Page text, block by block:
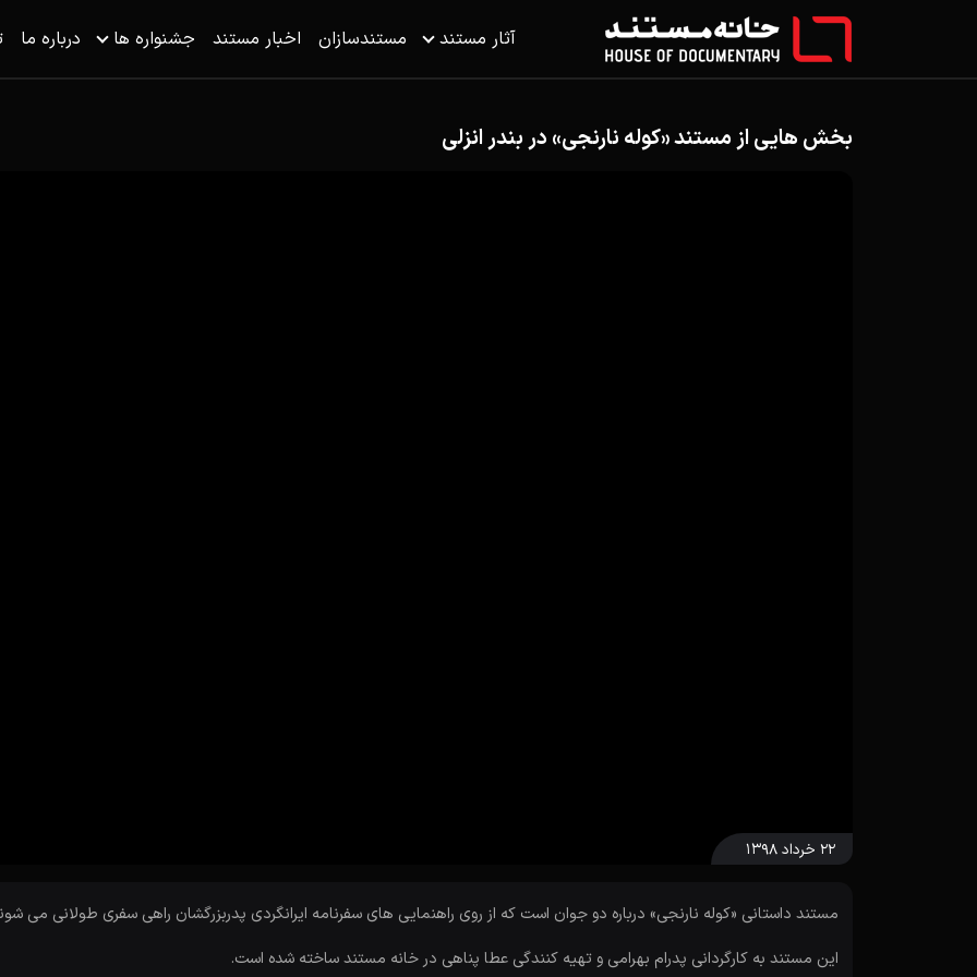
آثار مستند مستندسازان اخبار مستند جشنواره ها درباره ما
بخش هایی از مستند «کوله نارنجی» در بندر انزلی
۲۲ خرداد ۱۳۹۸
مستند داستانی «کوله نارنجی» درباره دو جوان است که از روی راهنمایی های سفرنامه ایرانگردی پدربزرگشان راهی سفری طولانی می
این مستند به کارگردانی پدرام بهرامی و تهیه کنندگی عطا پناهی در خانه مستند ساخته شده است.